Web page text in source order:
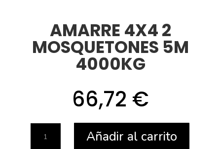
AMARRE 4X4 2
MOSQUETONES 5M
4000KG
66,72 €
Añadir al carrito